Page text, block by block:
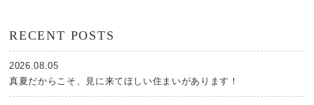
RECENT POSTS
2026.08.05
真夏だからこそ、見に来てほしい住まいがあります！